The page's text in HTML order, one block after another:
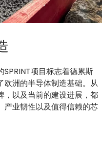
项目标志着德累斯
欧洲的半导体制造基础。从
，以及当前的建设进展，都
产业韧性以及值得信赖的芯